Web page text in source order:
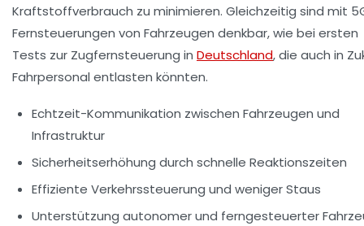
Kraftstoffverbrauch zu minimieren. Gleichzeitig sind mit
Fernsteuerungen von Fahrzeugen denkbar, wie bei ersten
Tests zur Zugfernsteuerung in Deutschland, die auch in
Fahrpersonal entlasten könnten.
Echtzeit-Kommunikation zwischen Fahrzeugen und
Infrastruktur
Sicherheitserhöhung durch schnelle Reaktionszeiten
Effiziente Verkehrssteuerung und weniger Staus
Unterstützung autonomer und ferngesteuerter